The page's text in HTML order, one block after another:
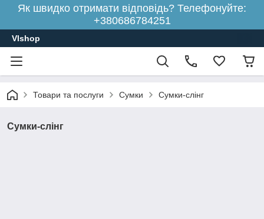
Як швидко отримати відповідь? Телефонуйте:
+380686784251
Vlshop
Товари та послуги Сумки Сумки-слінг
Сумки-слінг